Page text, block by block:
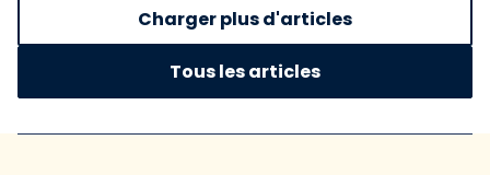
Charger plus d'articles
Tous les articles